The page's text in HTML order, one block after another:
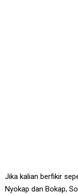
Jika kalian berfikir
Nyokap dan Bokap,